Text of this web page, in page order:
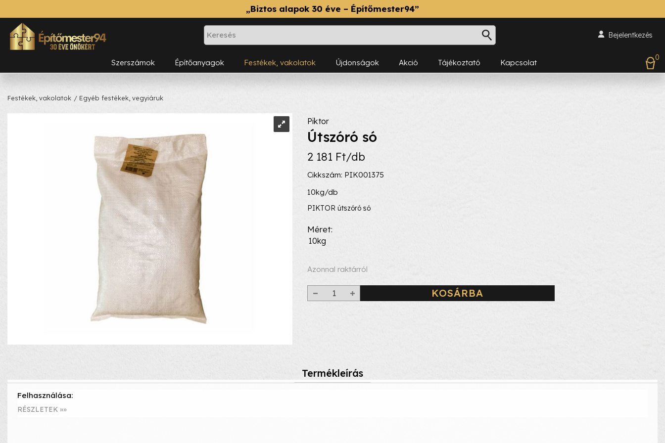
„Biztos alapok 30 éve – Építőmester94”
Bejelentkezés
Szerszámok Építőanyagok Festékek, vakolatok Újdonságok Akció Tájékoztató Kapcsolat
0
Festékek, vakolatok / Egyéb festékek, vegyiáruk
Piktor
Útszóró só
2 181 Ft/db
Cikkszám: PIK001375
10kg/db
PIKTOR útszóró só
Méret
10kg
Azonnal raktárról
KOSÁRBA
Termékleírás
Felhasználása:
RÉSZLETEK »»